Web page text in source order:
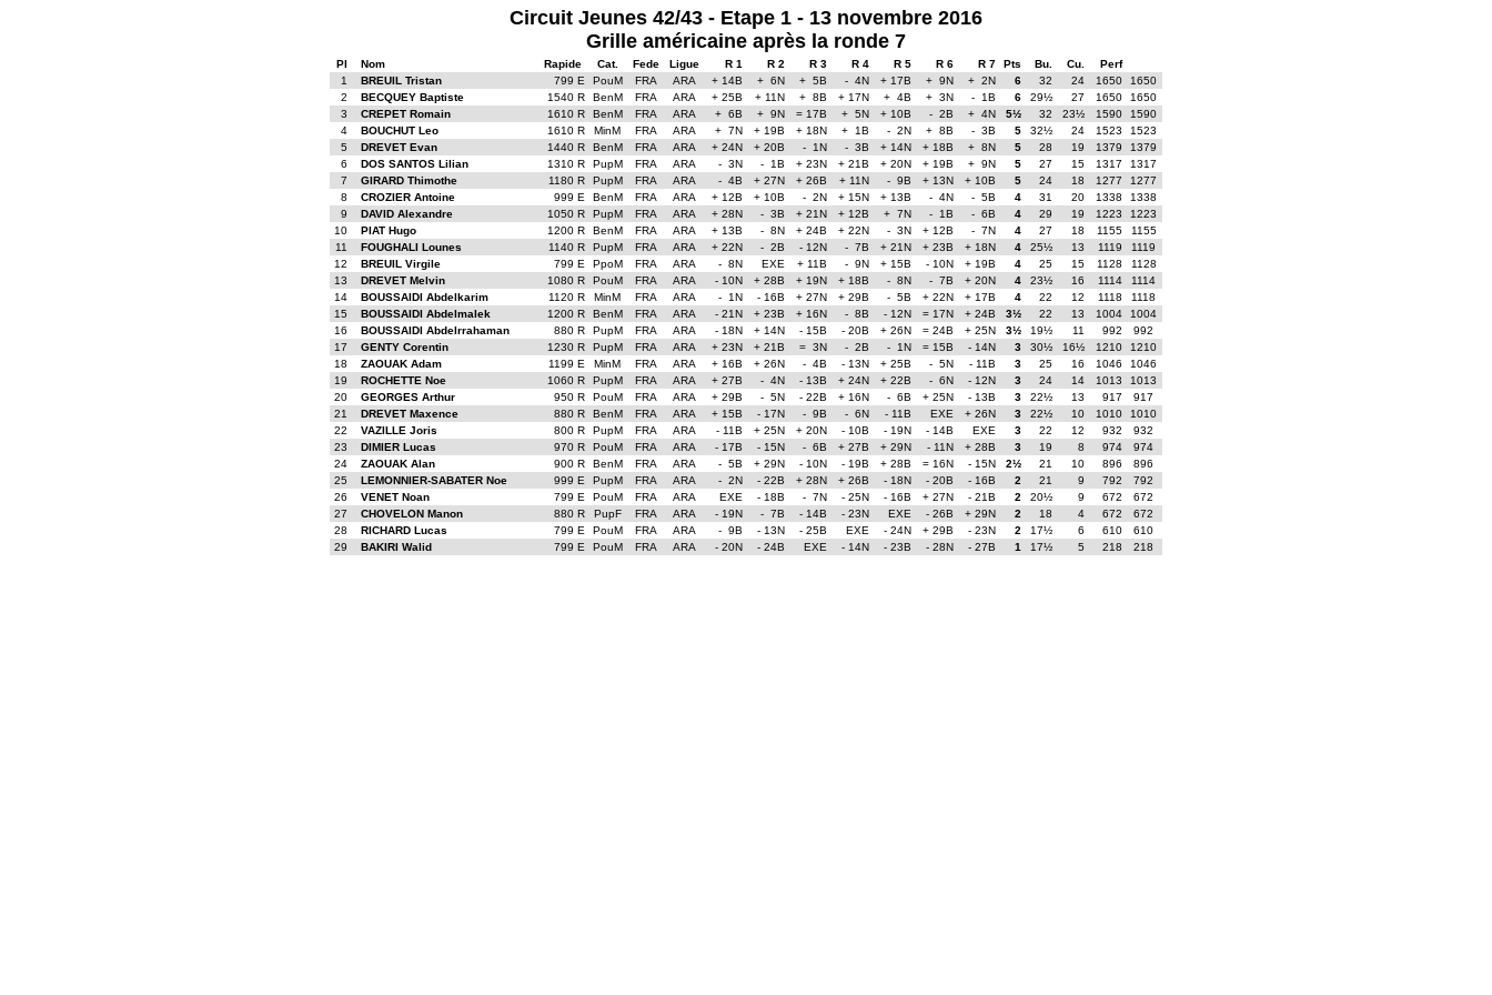
Circuit Jeunes 42/43 - Etape 1 - 13 novembre 2016
Grille américaine après la ronde 7
Pl Nom Rapide Cat. Fede Ligue R 1 R 2 R 3 R 4 R 5 R 6 R 7 Pts Bu. Cu.
Perf
1
BREUIL Tristan 799 E PouM FRA ARA + 14B + 6N + 5B - 4N + 17B + 9N + 2N 6 32 24 1650
1650
2
BECQUEY Baptiste 1540 R BenM FRA ARA + 25B + 11N + 8B + 17N + 4B + 3N - 1B 6 29½ 27 1650
1650
3
CREPET Romain 1610 R BenM FRA ARA + 6B + 9N = 17B + 5N + 10B - 2B + 4N 5½ 32 23½ 1590
1590
4
BOUCHUT Leo 1610 R MinM FRA ARA + 7N + 19B + 18N + 1B - 2N + 8B - 3B 5 32½ 24 1523
1523
5
DREVET Evan 1440 R BenM FRA ARA + 24N + 20B - 1N - 3B + 14N + 18B + 8N 5 28 19 1379
1379
6
DOS SANTOS Lilian 1310 R PupM FRA ARA - 3N - 1B + 23N + 21B + 20N + 19B + 9N 5 27 15 1317
1317
7
GIRARD Thimothe 1180 R PupM FRA ARA - 4B + 27N + 26B + 11N - 9B + 13N + 10B 5 24 18 1277
1277
8
CROZIER Antoine 999 E BenM FRA ARA + 12B + 10B - 2N + 15N + 13B - 4N - 5B 4 31 20 1338
1338
9
DAVID Alexandre 1050 R PupM FRA ARA + 28N - 3B + 21N + 12B + 7N - 1B - 6B 4 29 19 1223
1223
10
PIAT Hugo 1200 R BenM FRA ARA + 13B - 8N + 24B + 22N - 3N + 12B - 7N 4 27 18 1155
1155
11
FOUGHALI Lounes 1140 R PupM FRA ARA + 22N - 2B - 12N - 7B + 21N + 23B + 18N 4 25½ 13 1119
1119
12
BREUIL Virgile 799 E PpoM FRA ARA - 8N EXE + 11B - 9N + 15B - 10N + 19B 4 25 15 1128
1128
13
DREVET Melvin 1080 R PouM FRA ARA - 10N + 28B + 19N + 18B - 8N - 7B + 20N 4 23½ 16 1114
1114
14
BOUSSAIDI Abdelkarim 1120 R MinM FRA ARA - 1N - 16B + 27N + 29B - 5B + 22N + 17B 4 22 12 1118
1118
15
BOUSSAIDI Abdelmalek 1200 R BenM FRA ARA - 21N + 23B + 16N - 8B - 12N = 17N + 24B 3½ 22 13 1004
1004
16
BOUSSAIDI Abdelrrahaman 880 R PupM FRA ARA - 18N + 14N - 15B - 20B + 26N = 24B + 25N 3½ 19½ 11 992
992
17
GENTY Corentin 1230 R PupM FRA ARA + 23N + 21B = 3N - 2B - 1N = 15B - 14N 3 30½ 16½ 1210
1210
18
ZAOUAK Adam 1199 E MinM FRA ARA + 16B + 26N - 4B - 13N + 25B - 5N - 11B 3 25 16 1046
1046
19
ROCHETTE Noe 1060 R PupM FRA ARA + 27B - 4N - 13B + 24N + 22B - 6N - 12N 3 24 14 1013
1013
20
GEORGES Arthur 950 R PouM FRA ARA + 29B - 5N - 22B + 16N - 6B + 25N - 13B 3 22½ 13 917
917
21
DREVET Maxence 880 R BenM FRA ARA + 15B - 17N - 9B - 6N - 11B EXE + 26N 3 22½ 10 1010
1010
22
VAZILLE Joris 800 R PupM FRA ARA - 11B + 25N + 20N - 10B - 19N - 14B EXE 3 22 12 932
932
23
DIMIER Lucas 970 R PouM FRA ARA - 17B - 15N - 6B + 27B + 29N - 11N + 28B 3 19 8 974
974
24
ZAOUAK Alan 900 R BenM FRA ARA - 5B + 29N - 10N - 19B + 28B = 16N - 15N 2½ 21 10 896
896
25
LEMONNIER-SABATER Noe 999 E PupM FRA ARA - 2N - 22B + 28N + 26B - 18N - 20B - 16B 2 21 9 792
792
26
VENET Noan 799 E PouM FRA ARA EXE - 18B - 7N - 25N - 16B + 27N - 21B 2 20½ 9 672
672
27
CHOVELON Manon 880 R PupF FRA ARA - 19N - 7B - 14B - 23N EXE - 26B + 29N 2 18 4 672
672
28
RICHARD Lucas 799 E PouM FRA ARA - 9B - 13N - 25B EXE - 24N + 29B - 23N 2 17½ 6 610
610
29
BAKIRI Walid 799 E PouM FRA ARA - 20N - 24B EXE - 14N - 23B - 28N - 27B 1 17½ 5 218 218